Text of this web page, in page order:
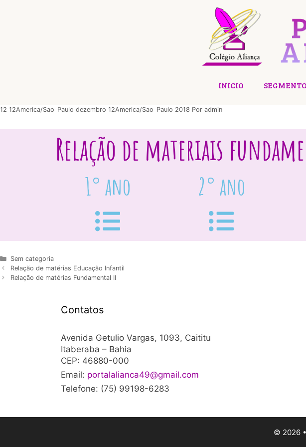
INICIO
12 12America/Sao_Paulo dezembro 12America/Sao_Paulo 2018 Por admin
Relação de materiais
1° ano 2° ano
Sem categoria
Relação de matérias Educação Infantil
Relação de matérias Fundamental II
Contatos
Avenida Getulio Vargas, 1093, Caititu
Itaberaba – Bahia
CEP: 46880-000
Email: portalalianca49@gmail.com
Telefone: (75) 99198-6283
© 2026